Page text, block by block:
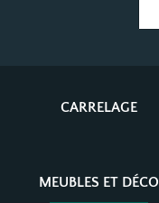
CARRELAGE
MEUBLES ET DÉCO